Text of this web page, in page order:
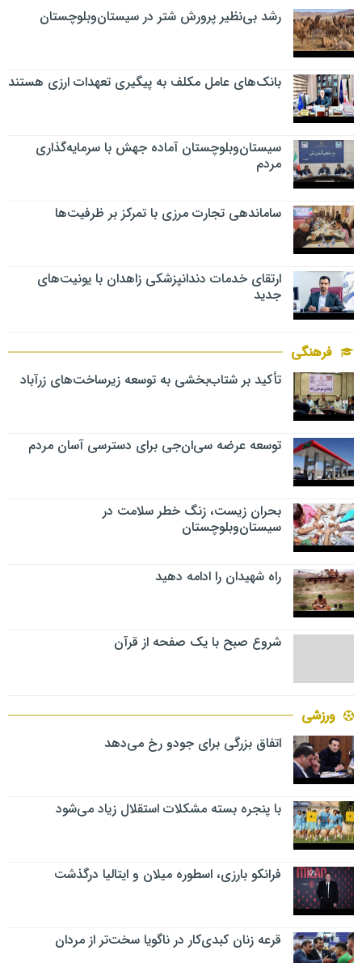
رشد بی‌نظیر پرورش شتر در سیستان‌وبلوچستان
بانک‌های عامل مکلف به پیگیری تعهدات ارزی هستند
سیستان‌وبلوچستان آماده جهش با سرمایه‌گذاری
مردم
ساماندهی تجارت مرزی با تمرکز بر ظرفیت‌ها
ارتقای خدمات دندانپزشکی زاهدان با یونیت‌های
جدید
فرهنگی
تأکید بر شتاب‌بخشی به توسعه زیرساخت‌های زرآباد
توسعه عرضه سی‌ان‌جی برای دسترسی آسان مردم
بحران زیست، زنگ خطر سلامت در
سیستان‌وبلوچستان
راه شهیدان را ادامه دهید
شروع صبح با یک صفحه از قرآن
ورزشی
اتفاق بزرگی برای جودو رخ می‌دهد
با پنجره بسته مشکلات استقلال زیاد می‌شود
فرانکو بارزی، اسطوره میلان و ایتالیا درگذشت
قرعه زنان کبدی‌کار در ناگویا سخت‌تر از مردان